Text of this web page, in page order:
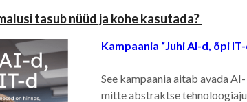
tasub nüüd ja kohe kasutada?
Kampaania “Juhi AI-d, õpi IT-
See kampaania aitab avada
mitte abstraktse